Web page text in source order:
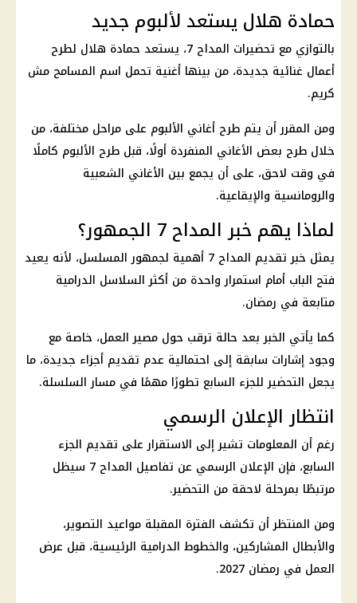
حمادة هلال يستعد لألبوم جديد
بالتوازي مع تحضيرات المداح 7، يستعد حمادة هلال لطرح
أعمال غنائية جديدة، من بينها أغنية تحمل اسم المسامح مش
كريم.
ومن المقرر أن يتم طرح أغاني الألبوم على مراحل مختلفة، من
خلال طرح بعض الأغاني المنفردة أولًا، قبل طرح الألبوم كاملًا
في وقت لاحق، على أن يجمع بين الأغاني الشعبية
والرومانسية والإيقاعية.
لماذا يهم خبر المداح 7 الجمهور؟
يمثل خبر تقديم المداح 7 أهمية لجمهور المسلسل، لأنه يعيد
فتح الباب أمام استمرار واحدة من أكثر السلاسل الدرامية
متابعة في رمضان.
كما يأتي الخبر بعد حالة ترقب حول مصير العمل، خاصة مع
وجود إشارات سابقة إلى احتمالية عدم تقديم أجزاء جديدة، ما
يجعل التحضير للجزء السابع تطورًا مهمًا في مسار السلسلة.
انتظار الإعلان الرسمي
رغم أن المعلومات تشير إلى الاستقرار على تقديم الجزء
السابع، فإن الإعلان الرسمي عن تفاصيل المداح 7 سيظل
مرتبطًا بمرحلة لاحقة من التحضير.
ومن المنتظر أن تكشف الفترة المقبلة مواعيد التصوير،
والأبطال المشاركين، والخطوط الدرامية الرئيسية، قبل عرض
العمل في رمضان 2027.